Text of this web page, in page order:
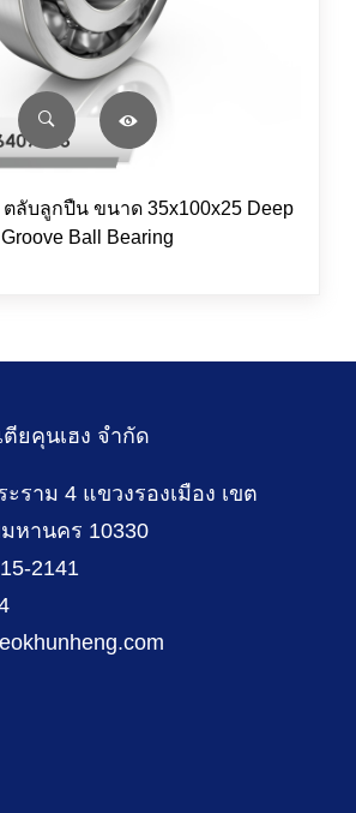
ตลับลูกปืน ขนาด 35x100x25 Deep
Groove Ball Bearing
ยคุนเฮง จำกัด
ราม 4 แขวงรองเมือง เขต
หานคร 10330
2141